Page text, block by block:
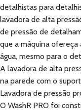
detalhistas para
lavadora de alta
de pressão de
que a máquina
água, mesmo para o
A lavadora de alta
na parede com o
Lavadora de pressão
O WashR PRO foi